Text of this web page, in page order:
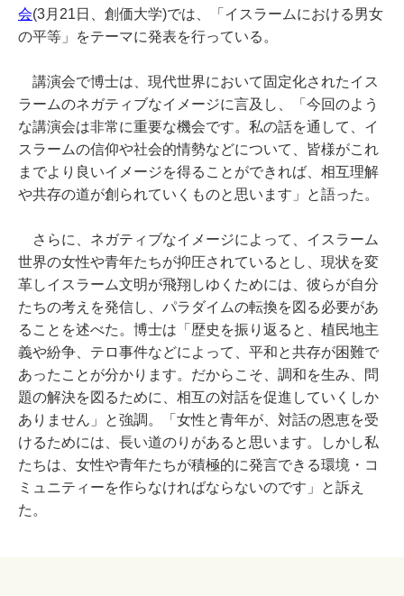
会(3月21日、創価大学)では、「イスラームにおける男女
の平等」をテーマに発表を行っている。
講演会で博士は、現代世界において固定化されたイス
ラームのネガティブなイメージに言及し、「今回のよう
な講演会は非常に重要な機会です。私の話を通して、イ
スラームの信仰や社会的情勢などについて、皆様がこれ
までより良いイメージを得ることができれば、相互理解
や共存の道が創られていくものと思います」と語った。
さらに、ネガティブなイメージによって、イスラーム
世界の女性や青年たちが抑圧されているとし、現状を変
革しイスラーム文明が飛翔しゆくためには、彼らが自分
たちの考えを発信し、パラダイムの転換を図る必要があ
ることを述べた。博士は「歴史を振り返ると、植民地主
義や紛争、テロ事件などによって、平和と共存が困難で
あったことが分かります。だからこそ、調和を生み、問
題の解決を図るために、相互の対話を促進していくしか
ありません」と強調。「女性と青年が、対話の恩恵を受
けるためには、長い道のりがあると思います。しかし私
たちは、女性や青年たちが積極的に発言できる環境・コ
ミュニティーを作らなければならないのです」と訴え
た。